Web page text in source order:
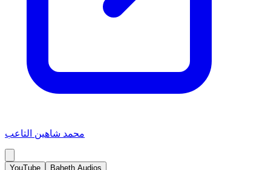
محمد شاهين التاعب
YouTube Baheth Audios